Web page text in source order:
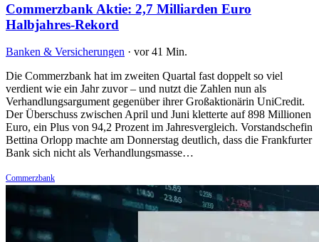
Commerzbank Aktie: 2,7 Milliarden Euro
Halbjahres-Rekord
Banken & Versicherungen · vor 41 Min.
Die Commerzbank hat im zweiten Quartal fast doppelt so viel
verdient wie ein Jahr zuvor – und nutzt die Zahlen nun als
Verhandlungsargument gegenüber ihrer Großaktionärin UniCredit.
Der Überschuss zwischen April und Juni kletterte auf 898 Millionen
Euro, ein Plus von 94,2 Prozent im Jahresvergleich. Vorstandschefin
Bettina Orlopp machte am Donnerstag deutlich, dass die Frankfurter
Bank sich nicht als Verhandlungsmasse…
Commerzbank